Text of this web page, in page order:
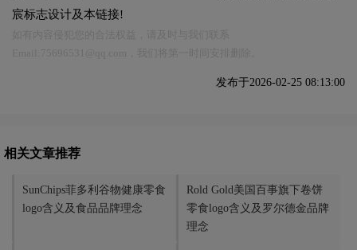
宸标志设计及本链接!
发布于2026-02-25 08:13:00
相关文章推荐
SunChips菲多利谷物健康零食
logo含义及食品品牌理念
Rold Gold美国百事旗下卷饼
零食logo含义及罗尔德金品牌
理念